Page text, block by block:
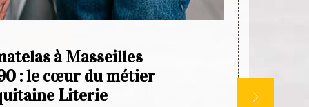
à Masseilles
: le cœur du métier
Literie